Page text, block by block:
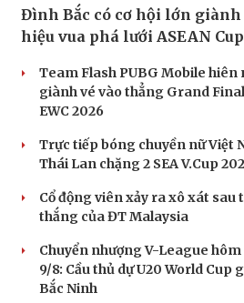
Đình Bắc có cơ hội lớn
hiệu vua phá lưới ASEAN
Team Flash PUBG Mobile hiên
giành vé vào thẳng Grand
EWC 2026
Trực tiếp bóng chuyền nữ Việt
Thái Lan chặng 2 SEA V.Cup
Cổ động viên xảy ra xô xát sau
thắng của ĐT Malaysia
Chuyển nhượng V-League
9/8: Cầu thủ dự U20 World Cup
Bắc Ninh